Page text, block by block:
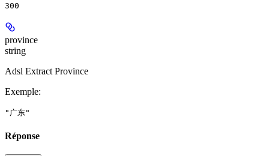
300
province
string
Adsl Extract Province
Exemple:
"广东"
Réponse